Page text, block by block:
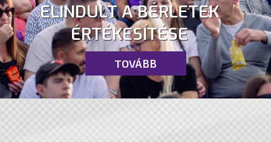
ELINDULT A BÉRLETEK
ÉRTÉKESÍTÉSE
TOVÁBB